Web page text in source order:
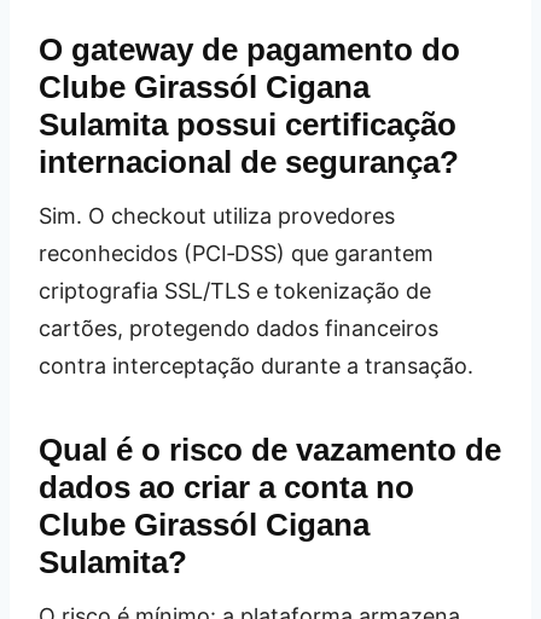
O gateway de pagamento do
Clube Girassól Cigana
Sulamita possui certificação
internacional de segurança?
Sim. O checkout utiliza provedores
reconhecidos (PCI‑DSS) que garantem
criptografia SSL/TLS e tokenização de
cartões, protegendo dados financeiros
contra interceptação durante a transação.
Qual é o risco de vazamento de
dados ao criar a conta no
Clube Girassól Cigana
Sulamita?